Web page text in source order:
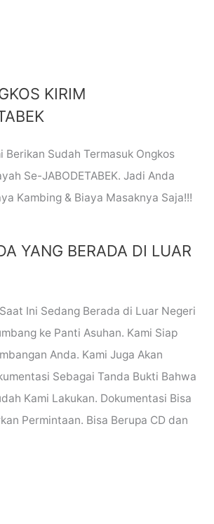
KIRIM
Berikan Sudah Termasuk Ongkos
Se-JABODETABEK. Jadi Anda
Kambing & Biaya Masaknya Saja!!!
YANG BERADA DI LUAR
Ini Sedang Berada di Luar Negeri
ke Panti Asuhan. Kami Siap
Anda. Kami Juga Akan
Sebagai Tanda Bukti Bahwa
Kami Lakukan. Dokumentasi Bisa
Permintaan. Bisa Berupa CD dan